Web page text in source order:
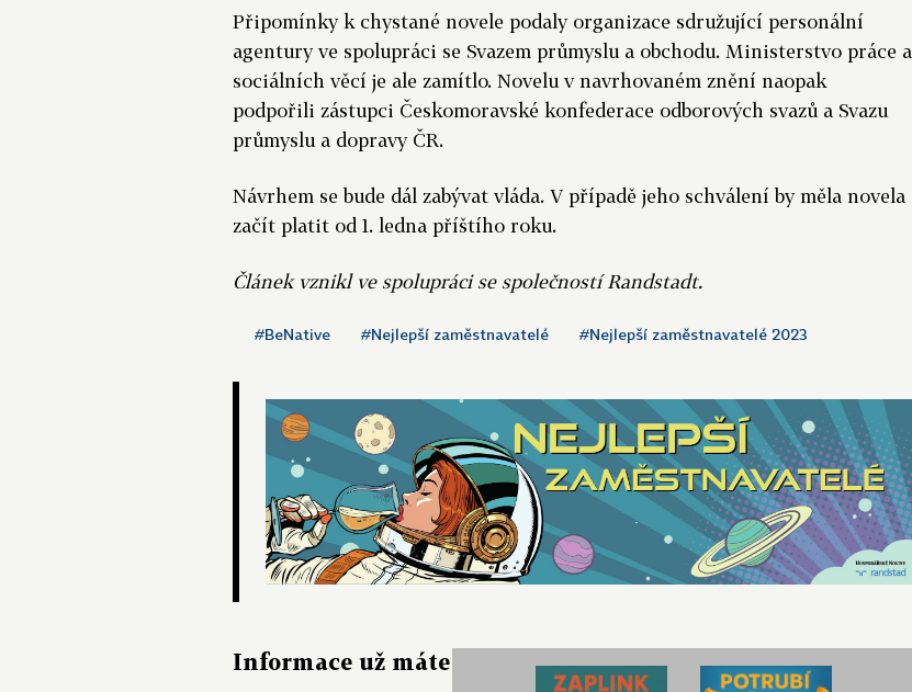
Připomínky k chystané novele podaly organizace sdružující personální
agentury ve spolupráci se Svazem průmyslu a obchodu. Ministerstvo práce a
sociálních věcí je ale zamítlo. Novelu v navrhovaném znění naopak
podpořili zástupci Českomoravské konfederace odborových svazů a Svazu
průmyslu a dopravy ČR.
Návrhem se bude dál zabývat vláda. V případě jeho schválení by měla novela
začít platit od 1. ledna příštího roku.
Článek vznikl ve spolupráci se společností Randstadt.
#BeNative #Nejlepší zaměstnavatelé #Nejlepší zaměstnavatelé 2023
Informace už máte